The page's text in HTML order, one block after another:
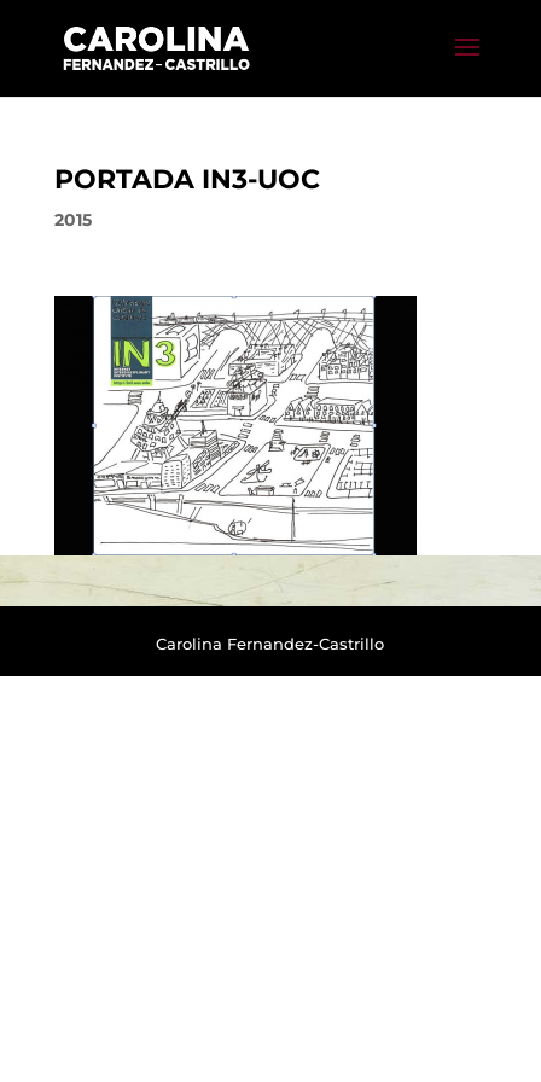
PORTADA IN3-UOC
2015
Carolina Fernandez-Castrillo